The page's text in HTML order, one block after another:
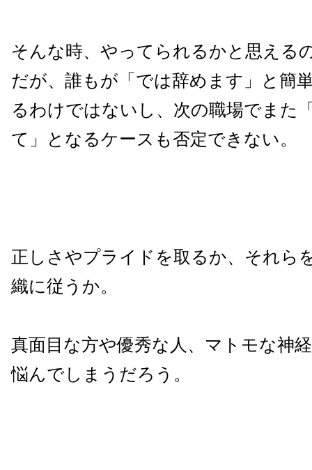
そんな時、やってられるかと思える
だが、誰もが「では辞めます」と簡
るわけではないし、次の職場でまた
て」となるケースも否定できない。
正しさやプライドを取るか、それら
織に従うか。
真面目な方や優秀な人、マトモな神
悩んでしまうだろう。